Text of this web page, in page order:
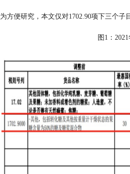
为方便研究，本文仅对1702.90项下三个
图1：